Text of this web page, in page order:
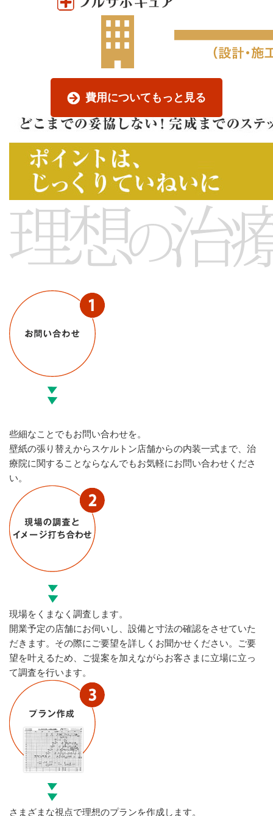
費用についてもっと見る
些細なことでもお問い合わせを。
壁紙の張り替えからスケルトン店舗からの内装一式まで、治
療院に関することならなんでもお気軽にお問い合わせくださ
い。
現場をくまなく調査します。
開業予定の店舗にお伺いし、設備と寸法の確認をさせていた
だきます。その際にご要望を詳しくお聞かせください。ご要
望を叶えるため、ご提案を加えながらお客さまに立場に立っ
て調査を行います。
さまざまな視点で理想のプランを作成します。